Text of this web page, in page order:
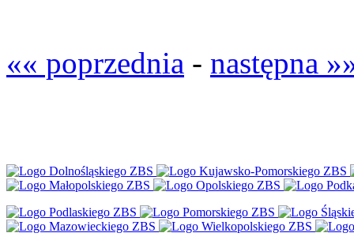
«« poprzednia - następna